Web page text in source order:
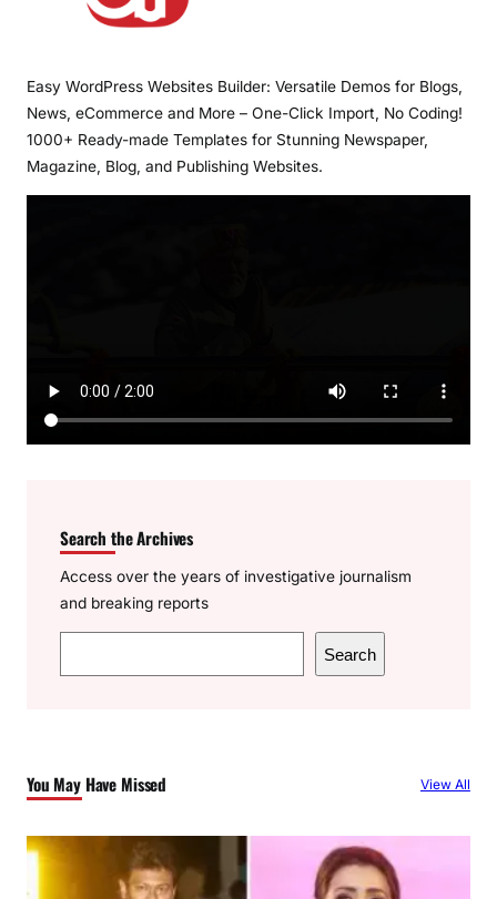
Easy WordPress Websites Builder: Versatile Demos for Blogs,
News, eCommerce and More – One-Click Import, No Coding!
1000+ Ready-made Templates for Stunning Newspaper,
Magazine, Blog, and Publishing Websites.
Search the Archives
Access over the years of investigative journalism
and breaking reports
e
h
Search
You May Have Missed View All